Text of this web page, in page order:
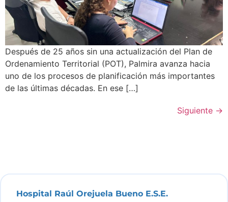
Después de 25 años sin una actualización del Plan de
Ordenamiento Territorial (POT), Palmira avanza hacia
uno de los procesos de planificación más importantes
de las últimas décadas. En ese […]
Siguiente →
Hospital Raúl Orejuela Bueno E.S.E.